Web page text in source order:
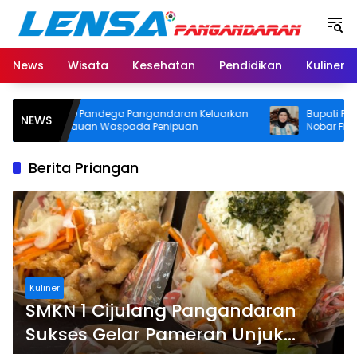
Langsung
konten
News
Wisata Kesehatan Pendidikan Kuliner
NEWS
RSUD Pandega Pangandaran Keluarkan
Imbauan Waspada Penipuan
Bupati
Nobar Final Piala
Door Prize
Berita Priangan
Kuliner
SMKN 1 Cijulang Pangandaran
Sukses Gelar Pameran Unjuk